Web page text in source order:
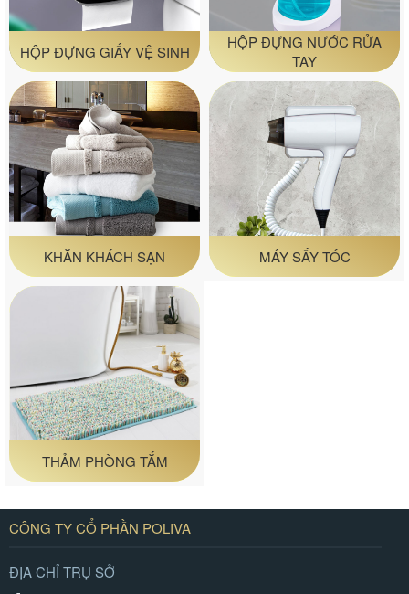
HỘP ĐỰNG GIẤY VỆ SINH
HỘP ĐỰNG NƯỚC RỬA
TAY
KHĂN KHÁCH SẠN MÁY SẤY TÓC
THẢM PHÒNG TẮM
CÔNG TY CỔ PHẦN POLIVA
ĐỊA CHỈ TRỤ SỞ